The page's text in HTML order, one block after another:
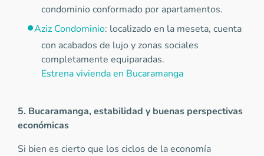
condominio conformado por apartamentos.
Aziz Condominio: localizado en la meseta, cuenta
con acabados de lujo y zonas sociales
completamente equiparadas.
Estrena vivienda en Bucaramanga
5. Bucaramanga, estabilidad y buenas perspectivas
económicas
Si bien es cierto que los ciclos de la economía